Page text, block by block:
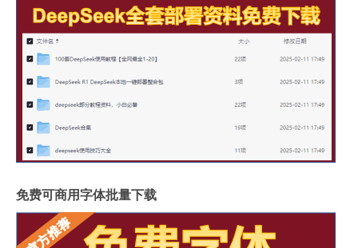
免费可商用字体批量下载